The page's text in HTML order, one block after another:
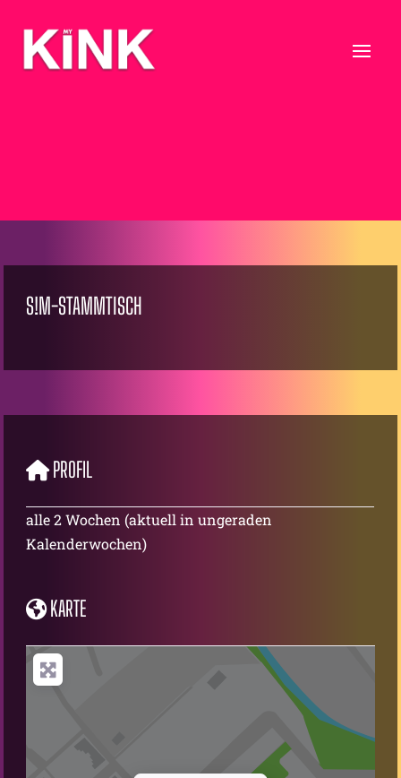
S!M-STAMMTISCH
PROFIL
alle 2 Wochen (aktuell in ungeraden
Kalenderwochen)
KARTE